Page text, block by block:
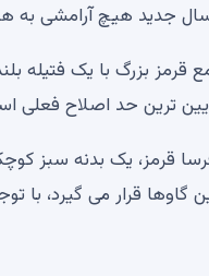
جدید هیچ آرامشی به
قرمز بزرگ با یک فتیله
قرمز، یک بدنه سبز
گاوها قرار می گیرد، با